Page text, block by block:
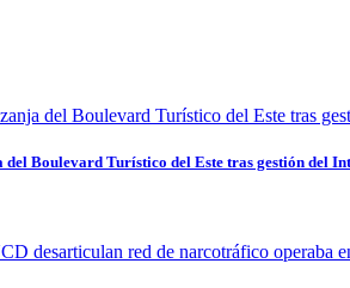
del Boulevard Turístico del Este tras gestión del